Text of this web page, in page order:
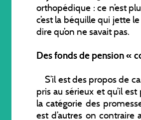
orthopédique : ce n’est
c’est la béquille qui jette
dire qu’on ne savait pas.
Des fonds de pension «
S’il est des propos de
pris au sérieux et qu’il
la catégorie des
est d’autres on